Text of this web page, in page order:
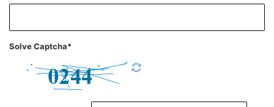
Solve Captcha*